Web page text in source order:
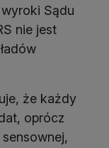
Sądu
nie jest
że każdy
oprócz